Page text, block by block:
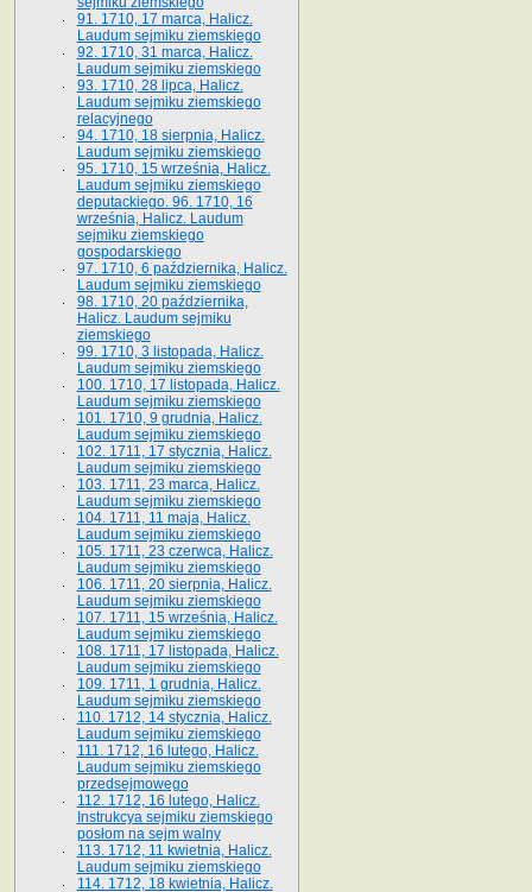
91. 1710, 17 marca, Halicz.
Laudum sejmiku ziemskiego
92. 1710, 31 marca, Halicz.
Laudum sejmiku ziemskiego
93. 1710, 28 lipca, Halicz.
Laudum sejmiku ziemskiego
relacyjnego
94. 1710, 18 sierpnia, Halicz.
Laudum sejmiku ziemskiego
95. 1710, 15 września, Halicz.
Laudum sejmiku ziemskiego
deputackiego. 96. 1710, 16
września, Halicz. Laudum
sejmiku ziemskiego
gospodarskiego
97. 1710, 6 października, Halicz.
Laudum sejmiku ziemskiego
98. 1710, 20 października,
Halicz. Laudum sejmiku
ziemskiego
99. 1710, 3 listopada, Halicz.
Laudum sejmiku ziemskiego
100. 1710, 17 listopada, Halicz.
Laudum sejmiku ziemskiego
101. 1710, 9 grudnia, Halicz.
Laudum sejmiku ziemskiego
102. 1711, 17 stycznia, Halicz.
Laudum sejmiku ziemskiego
103. 1711, 23 marca, Halicz.
Laudum sejmiku ziemskiego
104. 1711, 11 maja, Halicz.
Laudum sejmiku ziemskiego
105. 1711, 23 czerwca, Halicz.
Laudum sejmiku ziemskiego
106. 1711, 20 sierpnia, Halicz.
Laudum sejmiku ziemskiego
107. 1711, 15 września, Halicz.
Laudum sejmiku ziemskiego
108. 1711, 17 listopada, Halicz.
Laudum sejmiku ziemskiego
109. 1711, 1 grudnia, Halicz.
Laudum sejmiku ziemskiego
110. 1712, 14 stycznia, Halicz.
Laudum sejmiku ziemskiego
111. 1712, 16 lutego, Halicz.
Laudum sejmiku ziemskiego
przedsejmowego
112. 1712, 16 lutego, Halicz.
Instrukcya sejmiku ziemskiego
posłom na sejm walny
113. 1712, 11 kwietnia, Halicz.
Laudum sejmiku ziemskiego
114. 1712, 18 kwietnia, Halicz.